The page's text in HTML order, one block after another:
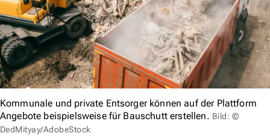
Kommunale und private Entsorger können auf der Plattform
Angebote beispielsweise für Bauschutt erstellen. Bild: ©
DedMityay/AdobeStock